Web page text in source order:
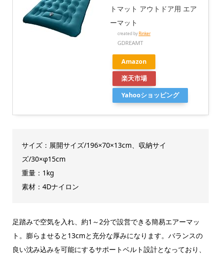
トマット アウトドア用 エア
ーマット
created byRinker
GDREAMT
Amazon
楽天市場
Yahooショッピング
サイズ：展開サイズ/196×70×13cm、収納サイ
ズ/30×φ15cm
重量：1kg
素材：4Dナイロン
足踏みで空気を入れ、約1～2分で設営できる簡易エアーマッ
ト。膨らませると13cmと充分な厚みになります。バランスの
良い沈み込みを可能にするサポートベルト設計となっており、